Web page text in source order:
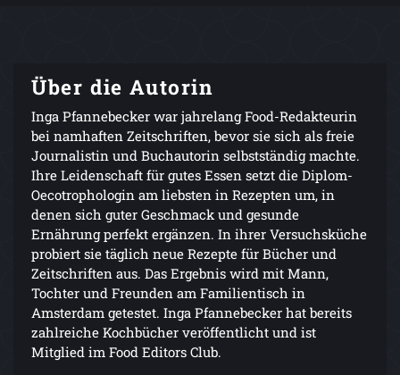
Über die Autorin
Inga Pfannebecker war jahrelang Food-Redakteurin
bei namhaften Zeitschriften, bevor sie sich als freie
Journalistin und Buchautorin selbstständig machte.
Ihre Leidenschaft für gutes Essen setzt die Diplom-
Oecotrophologin am liebsten in Rezepten um, in
denen sich guter Geschmack und gesunde
Ernährung perfekt ergänzen. In ihrer Versuchsküche
probiert sie täglich neue Rezepte für Bücher und
Zeitschriften aus. Das Ergebnis wird mit Mann,
Tochter und Freunden am Familientisch in
Amsterdam getestet. Inga Pfannebecker hat bereits
zahlreiche Kochbücher veröffentlicht und ist
Mitglied im Food Editors Club.